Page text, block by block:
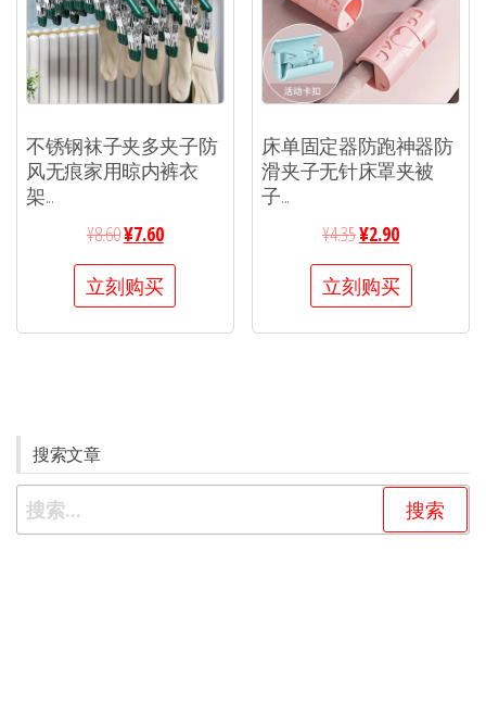
不锈钢袜子夹多夹子防
风无痕家用晾内裤衣
架...
¥8.60¥7.60
立刻购买
床单固定器防跑神器防
滑夹子无针床罩夹被
子...
¥4.35¥2.90
立刻购买
搜索文章